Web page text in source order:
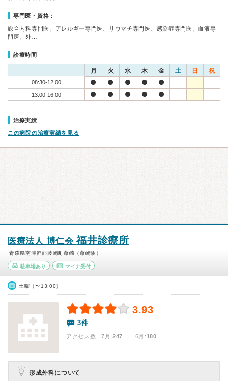
専門医・資格：
総合内科専門医、アレルギー専門医、リウマチ専門医、感染症専門医、血液専
門医、外…
診療時間
月 火 水 木 金 土 日 祝
08:30-12:00
13:00-16:00
治療実績
この病院の治療実績を見る
医療法人 博仁会福井診療所
青森県南津軽郡藤崎町藤崎（藤崎駅）
駐車場あり マイナ受付
土曜（〜13:00）
3.93
3件
アクセス数 7月:247 | 6月:180
形成外科について